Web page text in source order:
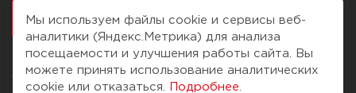
О компании Помощь
Мы используем файлы cookie и сервисы веб-
аналитики (Яндекс.Метрика) для анализа
посещаемости и улучшения работы сайта. Вы
можете принять использование аналитических
cookie или отказаться.
Подробнее